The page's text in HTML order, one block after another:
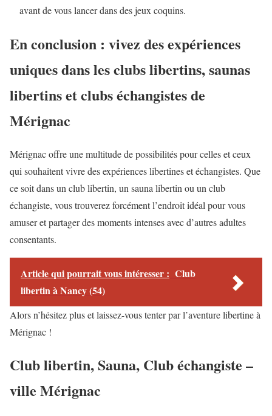
avant de vous lancer dans des jeux coquins.
En conclusion : vivez des expériences
uniques dans les clubs libertins, saunas
libertins et clubs échangistes de
Mérignac
Mérignac offre une multitude de possibilités pour celles et ceux
qui souhaitent vivre des expériences libertines et échangistes. Que
ce soit dans un club libertin, un sauna libertin ou un club
échangiste, vous trouverez forcément l’endroit idéal pour vous
amuser et partager des moments intenses avec d’autres adultes
consentants.
Article qui pourrait vous intéresser : Club
libertin à Nancy (54)
Alors n’hésitez plus et laissez-vous tenter par l’aventure libertine à
Mérignac !
Club libertin, Sauna, Club échangiste –
ville Mérignac